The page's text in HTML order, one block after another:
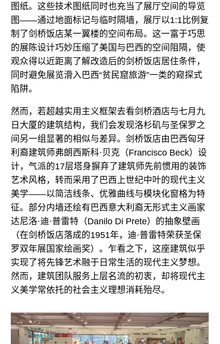
图纸。这些技术图纸同时也充当了展厅空间的导览
图——通过地面标记与临时隔墙，展厅以1:1比例复
制了剑桥饭店某一翼楼的空间布局。这一富于巧思
的展陈设计巧妙压缩了美国与巴西的空间阻隔，使
观众得以近距离了解改造后的剑桥饭店居住条件，
同时避免展览滑入巴西“贫民窟旅游”一类的窥探式
陷阱。
然而，若超越实用主义框架去看剑桥酒店与七月九
日大厦的建筑结构，我们会发现洛杉矶与圣保罗之
间另一组显著的相似与差异。剑桥饭店由巴西匈牙
利裔建筑师弗朗西斯科·贝克（Francisco Beck）设
计，气派的17层塔身摒弃了建筑师先前惯用的装饰
艺术风格，转而采用了巴西上世纪中叶的现代主义
美学——以简洁线条、优雅曲线与模块化窗格为特
征。部分内墙还绘有巴西意大利裔无形式主义画家
达尼洛·迪·普雷特（Danilo Di Prete）的抽象壁画
（在剑桥饭店落成的1951年，迪·普雷特荣获圣保
罗双年展国家绘画奖）。乍看之下，这座建筑似乎
实现了将先锋艺术融于日常生活的现代主义梦想。
然而，建筑团队服务上层名流的初衷，却将现代主
义美学常依托的社会主义理想消耗殆尽。